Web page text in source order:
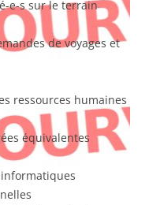
e-s sur le terrain
de voyages et
ressources humaines
équivalentes